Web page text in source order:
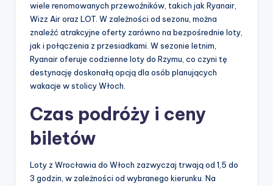
wiele renomowanych przewoźników, takich jak Ryanair,
Wizz Air oraz LOT. W zależności od sezonu, można
znaleźć atrakcyjne oferty zarówno na bezpośrednie loty,
jak i połączenia z przesiadkami. W sezonie letnim,
Ryanair oferuje codzienne loty do Rzymu, co czyni tę
destynację doskonałą opcją dla osób planujących
wakacje w stolicy Włoch.
Czas podróży i ceny
biletów
Loty z Wrocławia do Włoch zazwyczaj trwają od 1,5 do
3 godzin, w zależności od wybranego kierunku. Na